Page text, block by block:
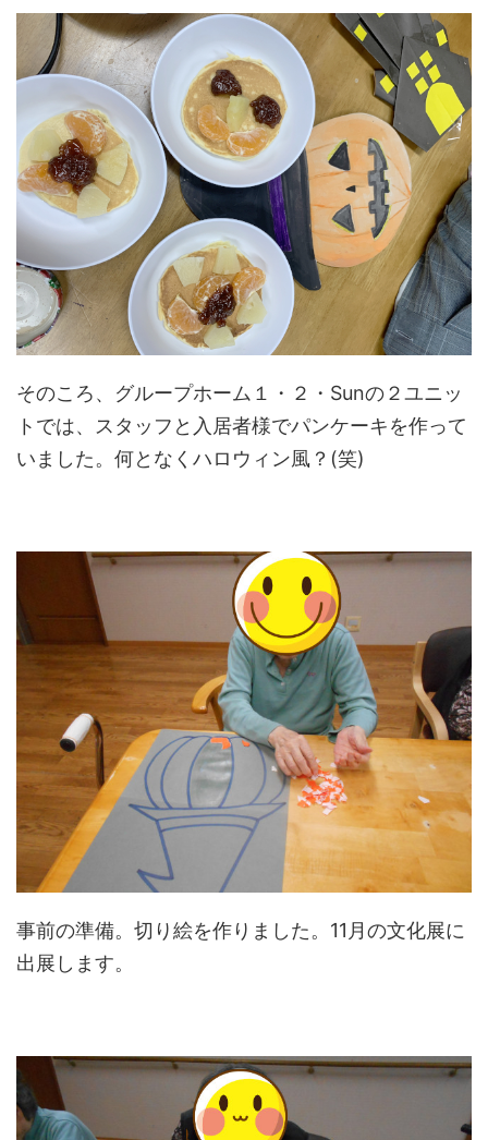
そのころ、グループホーム１・２・Sunの２ユニッ
トでは、スタッフと入居者様でパンケーキを作って
いました。何となくハロウィン風？(笑)
事前の準備。切り絵を作りました。11月の文化展に
出展します。